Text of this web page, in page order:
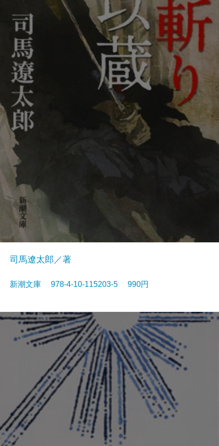
司馬遼太郎／著
新潮文庫 978-4-10-115203-5 990円